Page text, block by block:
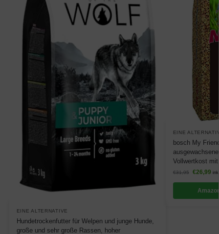
EINE ALTERNATIVE
Hundetrockenfutter für Welpen und junge Hunde,
große und sehr große Rassen, hoher
EINE
bosch My
Vollwertkost
€31,95 €26,99